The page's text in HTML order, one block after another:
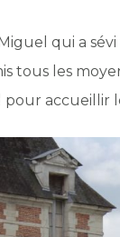
qui a
tous les
pour accueillir